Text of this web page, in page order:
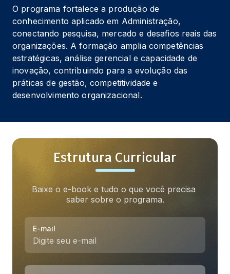
O programa fortalece a produção de
conhecimento aplicado em Administração,
conectando pesquisa, mercado e desafios reais das
organizações. A formação amplia competências
estratégicas, análise gerencial e capacidade de
inovação, contribuindo para a evolução das
práticas de gestão, competitividade e
desenvolvimento organizacional.
Estrutura Curricular
Baixe o e-book e tudo o que você precisa
saber sobre o programa.
E-mail